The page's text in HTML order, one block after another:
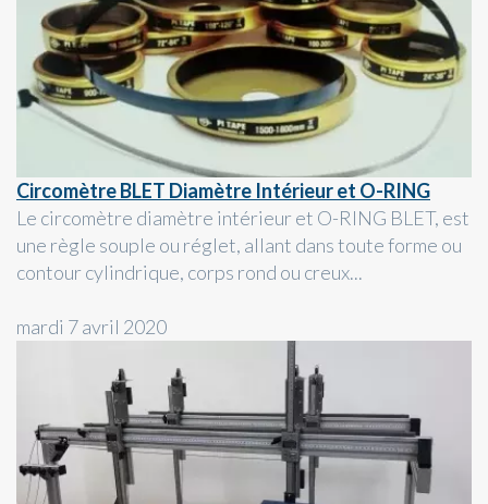
Circomètre BLET Diamètre Intérieur et O-RING
Le circomètre diamètre intérieur et O-RING BLET, est
une règle souple ou réglet, allant dans toute forme ou
contour cylindrique, corps rond ou creux...
mardi 7 avril 2020